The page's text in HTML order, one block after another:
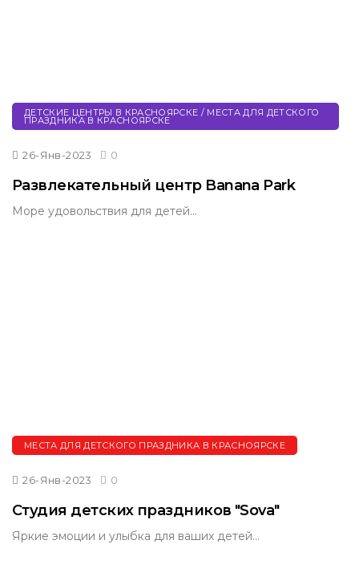
ДЕТСКИЕ ЦЕНТРЫ В КРАСНОЯРСКЕ / МЕСТА ДЛЯ ДЕТСКОГО
ПРАЗДНИКА В КРАСНОЯРСКЕ
26-Янв-2023 0
Развлекательный центр Banana Park
Море удовольствия для детей...
МЕСТА ДЛЯ ДЕТСКОГО ПРАЗДНИКА В КРАСНОЯРСКЕ
26-Янв-2023 0
Студия детских праздников "Sova"
Яркие эмоции и улыбка для ваших детей...